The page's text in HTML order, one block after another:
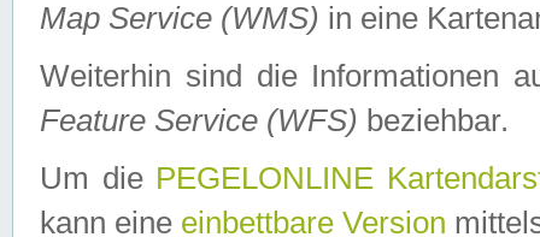
Map Service (WMS) in eine
Weiterhin sind die Informationen
Feature Service (WFS) beziehbar.
Um die PEGELONLINE
kann eine einbettbare Version